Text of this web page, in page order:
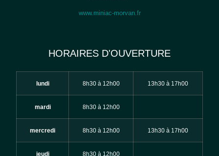
www.miniac-morvan.fr
HORAIRES D'OUVERTURE
lundi 8h30 à 12h00 13h30 à 17h00
mardi 8h30 à 12h00
mercredi 8h30 à 12h00 13h30 à 17h00
jeudi 8h30 à 12h00